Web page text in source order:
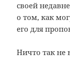
своей
о том, как
его для
Ничто так не